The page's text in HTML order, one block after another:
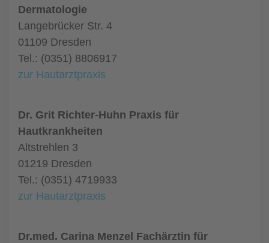
Dermatologie
Langebrücker Str. 4
01109 Dresden
Tel.: (0351) 8806917
zur Hautarztpraxis
Dr. Grit Richter-Huhn Praxis für
Hautkrankheiten
Altstrehlen 3
01219 Dresden
Tel.: (0351) 4719933
zur Hautarztpraxis
Dr.med. Carina Menzel Fachärztin für